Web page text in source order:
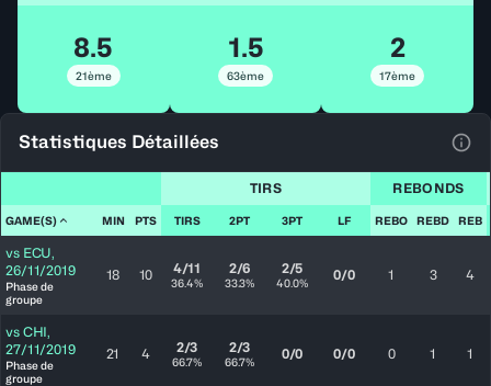
8.5
21ème
1.5
63ème
2
17ème
Statistiques Détaillées
TIRS REBONDS
GAME(S) MIN PTS TIRS 2PT 3PT LF REBO REBD REB
vs ECU,
26/11/2019
Phase de
groupe
18 10 4/11
36.4%
2/6
33.3%
2/5
40.0% 0/0 1 3 4
vs CHI,
27/11/2019
Phase de
groupe
21 4 2/3
66.7%
2/3
66.7% 0/0 0/0 0 1 1